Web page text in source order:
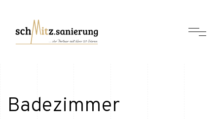
Badezimmer